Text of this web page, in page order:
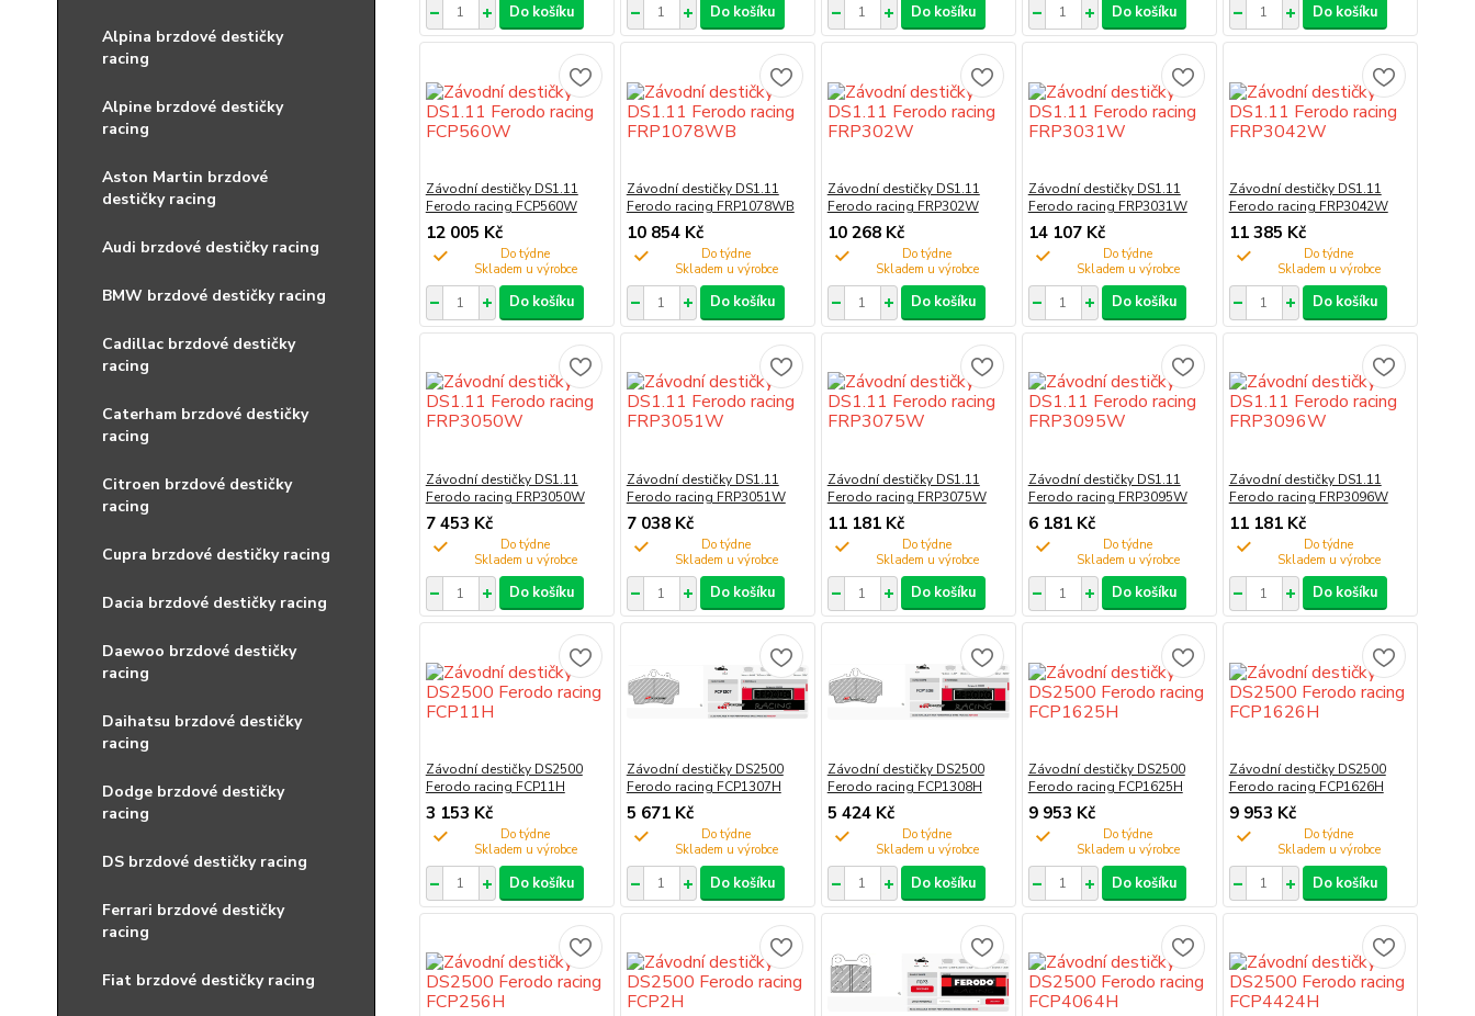
Alpina brzdové destičky
racing
Alpine brzdové destičky
racing
Aston Martin brzdové
destičky racing
Audi brzdové destičky racing
BMW brzdové destičky racing
Cadillac brzdové destičky
racing
Caterham brzdové destičky
racing
Citroen brzdové destičky
racing
Cupra brzdové destičky racing
Dacia brzdové destičky racing
Daewoo brzdové destičky
racing
Daihatsu brzdové destičky
racing
Dodge brzdové destičky
racing
DS brzdové destičky racing
Ferrari brzdové destičky
racing
Fiat brzdové destičky racing
Do košíku Do košíku Do košíku Do košíku Do košíku
Závodní destičky DS1.11
Ferodo racing FCP560W
12 005 Kč
Do týdne
Do košíku
Závodní destičky DS1.11
Ferodo racing FRP1078WB
10 854 Kč
Do týdne
Do košíku
Závodní destičky DS1.11
Ferodo racing FRP302W
10 268 Kč
Do týdne
Do košíku
Závodní destičky DS1.11
Ferodo racing FRP3031W
14 107 Kč
Do týdne
Do košíku
Závodní destičky DS1.11
Ferodo racing FRP3042W
11 385 Kč
Do týdne
Do košíku
Závodní destičky DS1.11
Ferodo racing FRP3050W
7 453 Kč
Do týdne
Do košíku
Závodní destičky DS1.11
Ferodo racing FRP3051W
7 038 Kč
Do týdne
Do košíku
Závodní destičky DS1.11
Ferodo racing FRP3075W
11 181 Kč
Do týdne
Do košíku
Závodní destičky DS1.11
Ferodo racing FRP3095W
6 181 Kč
Do týdne
Do košíku
Závodní destičky DS1.11
Ferodo racing FRP3096W
11 181 Kč
Do týdne
Do košíku
Závodní destičky DS2500
Ferodo racing FCP11H
3 153 Kč
Do týdne
Do košíku
Závodní destičky DS2500
Ferodo racing FCP1307H
5 671 Kč
Do týdne
Do košíku
Závodní destičky DS2500
Ferodo racing FCP1308H
5 424 Kč
Do týdne
Do košíku
Závodní destičky DS2500
Ferodo racing FCP1625H
9 953 Kč
Do týdne
Do košíku
Závodní destičky DS2500
Ferodo racing FCP1626H
9 953 Kč
Do týdne
Do košíku